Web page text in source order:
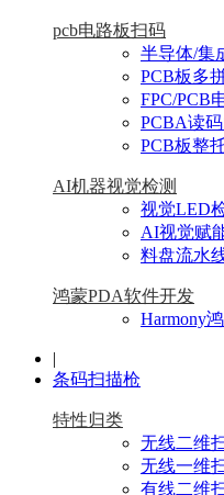
pcb电路板扫码
半导体/集
PCB板多
FPC/PCB
PCBA读
PCB板整
AI机器视觉检测
视觉LED
AI视觉赋
料盘流水
鸿蒙PDA软件开发
Harmony
|
条码扫描枪
特性归类
无线二维
无线一维
有线二维